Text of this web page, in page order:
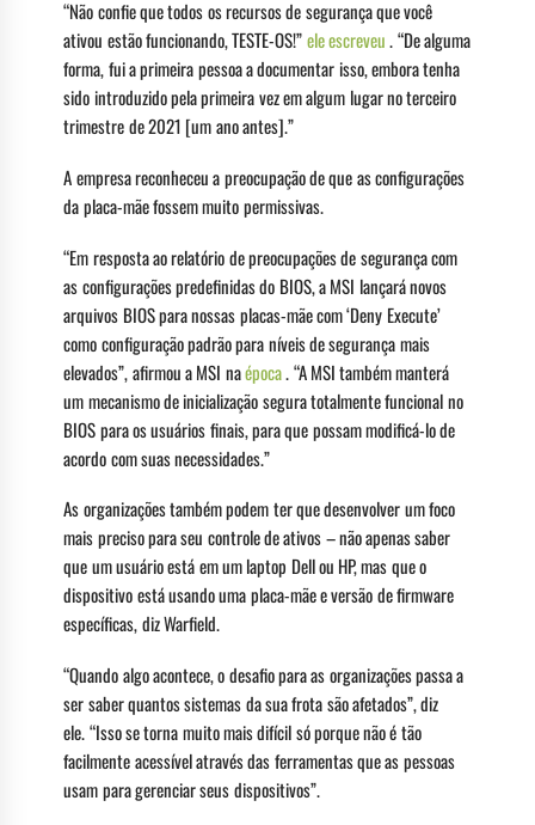
“Não confie que todos os recursos de segurança que você
ativou estão funcionando, TESTE-OS!”ele escreveu. “De alguma
forma, fui a primeira pessoa a documentar isso, embora tenha
sido introduzido pela primeira vez em algum lugar no terceiro
trimestre de 2021 [um ano antes].”
A empresa reconheceu a preocupação de que as configurações
da placa-mãe fossem muito permissivas.
“Em resposta ao relatório de preocupações de segurança com
as configurações predefinidas do BIOS, a MSI lançará novos
arquivos BIOS para nossas placas-mãe com ‘Deny Execute’
como configuração padrão para níveis de segurança mais
elevados”, afirmou a MSI naépoca. “A MSI também manterá
um mecanismo de inicialização segura totalmente funcional no
BIOS para os usuários finais, para que possam modificá-lo de
acordo com suas necessidades.”
As organizações também podem ter que desenvolver um foco
mais preciso para seu controle de ativos – não apenas saber
que um usuário está em um laptop Dell ou HP, mas que o
dispositivo está usando uma placa-mãe e versão de firmware
específicas, diz Warfield.
“Quando algo acontece, o desafio para as organizações passa a
ser saber quantos sistemas da sua frota são afetados”, diz
ele. “Isso se torna muito mais difícil só porque não é tão
facilmente acessível através das ferramentas que as pessoas
usam para gerenciar seus dispositivos”.